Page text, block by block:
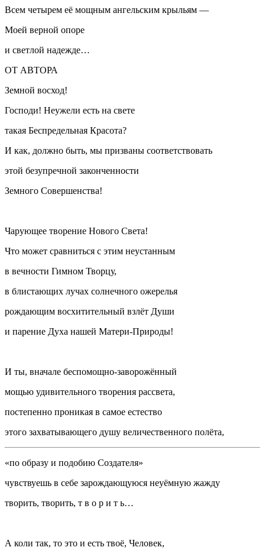
Всем четырем её мощным ангельским крыльям —
Моей верной опоре
и светлой надежде…
ОТ АВТОРА
Земной восход!
Господи! Неужели есть на свете
такая Беспредельная Красота?
И как, должно быть, мы призваны соответствовать
этой безупречной законченности
Земного Совершенства!
Чарующее творение Нового Света!
Что может сравниться с этим неустанным
в вечности Гимном Творцу,
в блистающих лучах солнечного ожерелья
рождающим восхитительный взлёт Души
и парение Духа нашей Матери-Природы!
И ты, вначале беспомощно-заворожённый
мощью удивительного творения рассвета,
постепенно проникая в самое естество
этого захватывающего душу величественного полёта,
«по образу и подобию Создателя»
чувствуешь в себе зарождающуюся неуёмную жажду
творить, творить, т в о р и т ь…
А коли так, то это и есть твоё, Человек,